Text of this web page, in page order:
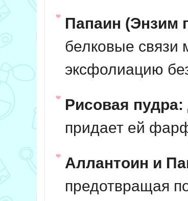
Папаин (Энзим
белковые связи
эксфолиацию
Рисовая пудра:
придает ей
Аллантоин и
предотвращая